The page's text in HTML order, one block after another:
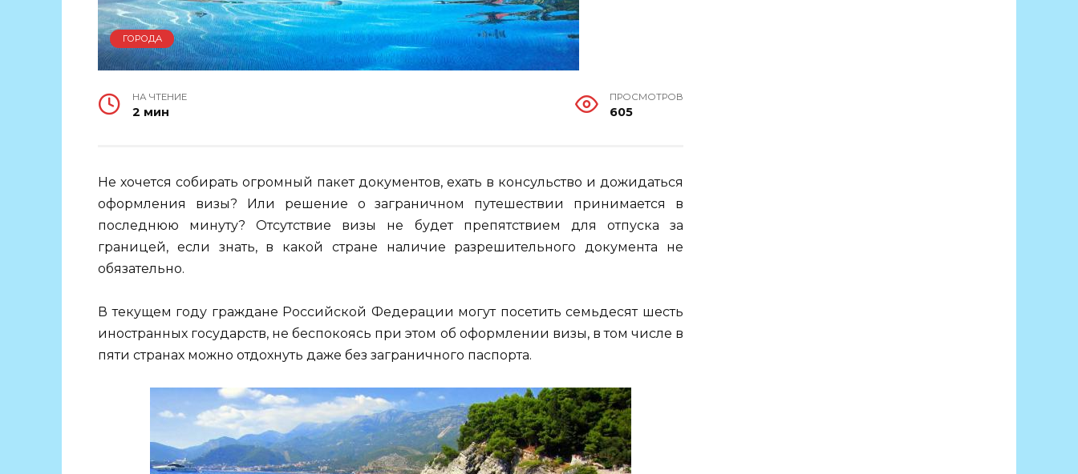
ГОРОДА
НА ЧТЕНИЕ
2 мин
ПРОСМОТРОВ
605
Не хочется собирать огромный пакет документов, ехать в консульство и дожидаться
оформления визы? Или решение о заграничном путешествии принимается в
последнюю минуту? Отсутствие визы не будет препятствием для отпуска за
границей, если знать, в какой стране наличие разрешительного документа не
обязательно.
В текущем году граждане Российской Федерации могут посетить семьдесят шесть
иностранных государств, не беспокоясь при этом об оформлении визы, в том числе в
пяти странах можно отдохнуть даже без заграничного паспорта.